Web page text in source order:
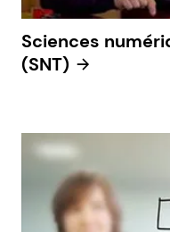
Sciences
(SNT)